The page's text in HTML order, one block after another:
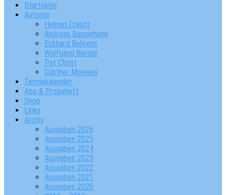
Startseite
Autoren
Helmut Creutz
Andreas Bangemann
Eckhard Behrens
Wolfgang Berger
Pat Christ
Günther Moewes
Terminkalender
Abo & Probeheft
Shop
Links
Archiv
Ausgaben 2026
Ausgaben 2025
Ausgaben 2024
Ausgaben 2023
Ausgaben 2022
Ausgaben 2021
Ausgaben 2020